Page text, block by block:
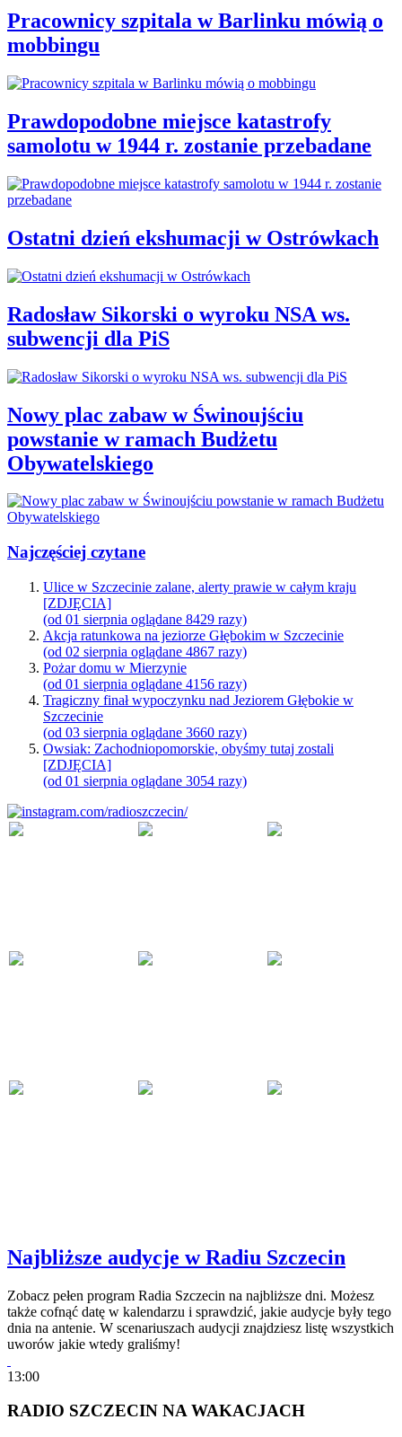
Pracownicy szpitala w Barlinku mówią o
mobbingu
Prawdopodobne miejsce katastrofy
samolotu w 1944 r. zostanie przebadane
Ostatni dzień ekshumacji w Ostrówkach
Radosław Sikorski o wyroku NSA ws.
subwencji dla PiS
Nowy plac zabaw w Świnoujściu
powstanie w ramach Budżetu
Obywatelskiego
Najczęściej czytane
Ulice w Szczecinie zalane, alerty prawie w całym kraju
[ZDJĘCIA]
(od 01 sierpnia oglądane 8429 razy)
Akcja ratunkowa na jeziorze Głębokim w Szczecinie
(od 02 sierpnia oglądane 4867 razy)
Pożar domu w Mierzynie
(od 01 sierpnia oglądane 4156 razy)
Tragiczny finał wypoczynku nad Jeziorem Głębokie w
Szczecinie
(od 03 sierpnia oglądane 3660 razy)
Owsiak: Zachodniopomorskie, obyśmy tutaj zostali
[ZDJĘCIA]
(od 01 sierpnia oglądane 3054 razy)
Najbliższe audycje w Radiu Szczecin
Zobacz pełen program Radia Szczecin na najbliższe dni. Możesz
także cofnąć datę w kalendarzu i sprawdzić, jakie audycje były tego
dnia na antenie. W scenariuszach audycji znajdziesz listę wszystkich
uworów jakie wtedy graliśmy!
13:00
RADIO SZCZECIN NA WAKACJACH